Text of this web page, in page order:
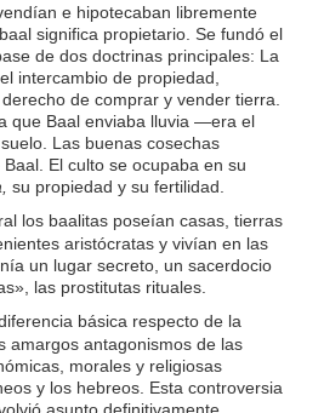
e hipotecaban libremente
significa propietario. Se fundó el
de dos doctrinas principales: La
intercambio de propiedad,
de comprar y vender tierra.
que Baal enviaba lluvia —era el
Las buenas cosechas
El culto se ocupaba en su
su propiedad y su fertilidad.
los baalitas poseían casas, tierras
aristócratas y vivían en las
un lugar secreto, un sacerdocio
las prostitutas rituales.
básica respecto de la
amargos antagonismos de las
morales y religiosas
y los hebreos. Esta controversia